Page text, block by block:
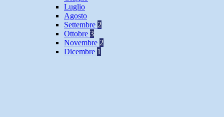
Luglio
Agosto
Settembre 2
Ottobre 3
Novembre 2
Dicembre 1